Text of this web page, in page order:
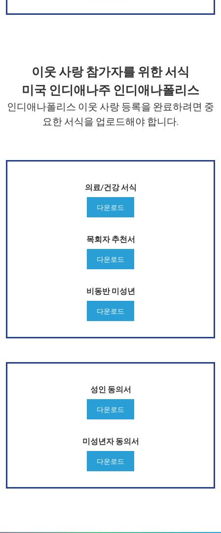
이웃 사랑 참가자를 위한 서식
미국 인디애나주 인디애나폴리스
인디애나폴리스 이웃 사랑 등록을 완료하려면 중
요한 서식을 업로드해야 합니다.
의료/건강 서식
다운로드
목회자 추천서
다운로드
비동반 미성년
다운로드
성인 동의서
다운로드
미성년자 동의서
다운로드